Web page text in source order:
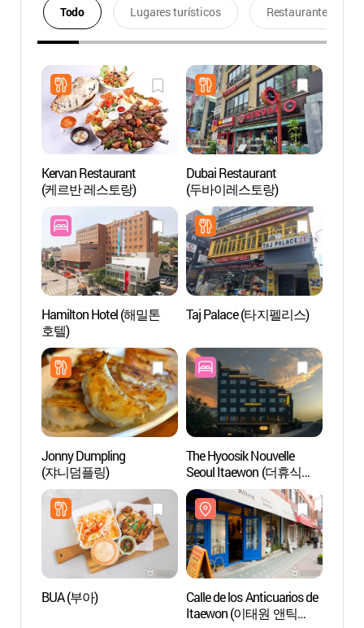
Todo Lugares turísticos Restaurantes
Kervan Restaurant
(케르반 레스토랑)
Dubai Restaurant
(두바이레스토랑)
Hamilton Hotel (해밀톤
호텔)
Taj Palace (타지펠리스)
Jonny Dumpling
(쟈니덤플링)
The Hyoosik Nouvelle
Seoul Itaewon (더휴식
누베르 서울 이태원점)
BUA (부아)
Calle de los Anticuarios de
Itaewon (이태원 앤틱